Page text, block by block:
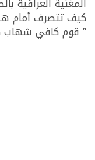
المغنية العراقية
كيف تتصرف أمام
” قوم كافي شهاب